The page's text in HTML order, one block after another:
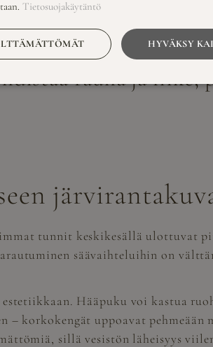
rauha ja liike,
tunnit keskikesällä ulottuvat
säävaihteluihin on
Hääpuku voi kastua
korkokengät uppoavat pehmeään
sillä vesistön läheisyys
Tietosuojakäytäntö
HYVÄKSY